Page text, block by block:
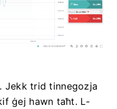
Jekk trid tinnegozja
ġej hawn taħt. L-